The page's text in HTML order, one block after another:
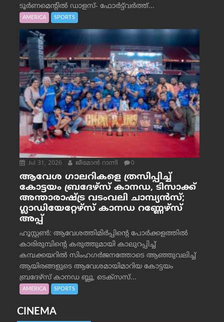
ടൂർണമെന്റിൽ ഡാളസ്- ഫോർട്ട്‌വര്‍ത്ത്...
AMERICA SPORTS
Jul 31, 2026 ജീമോന്‍ റാന്നി 0
ആവേശ ഗാലറികളെ ത്രസിപ്പിച്ച്
കോട്ടയം ബ്രദേഴ്‌സ് കാനഡ, ടിസാക്ക്
അന്താരാഷ്ട്ര വടംവലി ചാമ്പ്യന്‍സ്;
ഗ്ലാഡിയേറ്റേഴ്‌സ് കാനഡ റണ്ണേഴ്‌സ്
അപ്പ്
ഹൂസ്റ്റണ്‍: ആവേശത്തിമിര്‍പ്പിന്റെ പോര്‍ക്കളത്തില്‍
കാരിരുമ്പിന്റെ കരുത്തുമായി കാലുറപ്പിച്ച്
കമ്പക്കയറില്‍ സിംഹഗര്‍ജനത്തോടെ ആഞ്ഞുവലിച്ച്
ആയിരങ്ങളുടെ ആവേശമായിമാറിയ കോട്ടയം
ബ്രദേഴ്‌സ് കാനഡ ബ്ലൂ, ടെക്‌സസ്...
AMERICA SPORTS
CINEMA